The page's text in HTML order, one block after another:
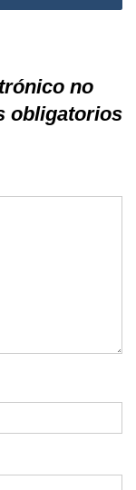
no
obligatorios